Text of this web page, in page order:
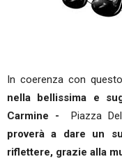
In coerenza con
nella bellissima e
Carmine -
Piazza
proverà a dare un
riflettere, grazie alla